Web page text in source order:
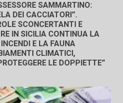
SAMMARTINO:
DEI CACCIATORI”.
SCONCERTANTI E
IN SICILIA CONTINUA LA
E LA FAUNA
CLIMATICI,
LE DOPPIETTE”